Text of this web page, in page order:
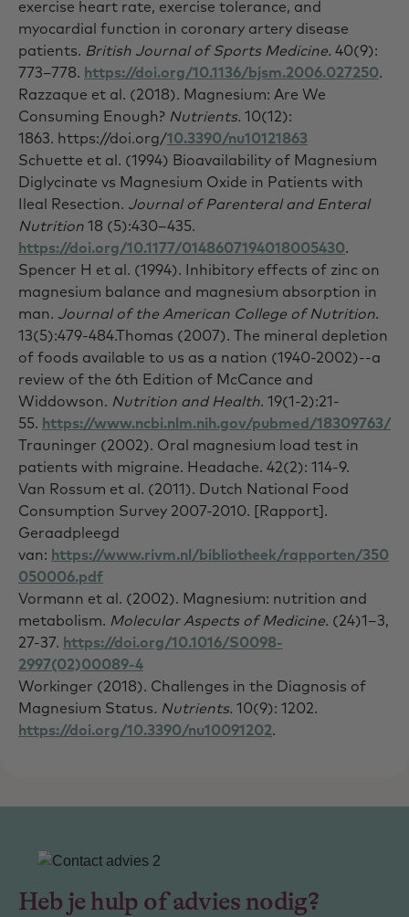
exercise heart rate, exercise tolerance, and
myocardial function in coronary artery disease
patients. British Journal of Sports Medicine. 40(9):
773–778. https://doi.org/10.1136/bjsm.2006.027250.
Razzaque et al. (2018). Magnesium: Are We
Consuming Enough? Nutrients. 10(12):
1863. https://doi.org/10.3390/nu10121863
Schuette et al. (1994) Bioavailability of Magnesium
Diglycinate vs Magnesium Oxide in Patients with
Ileal Resection. Journal of Parenteral and Enteral
Nutrition 18 (5):430–435.
https://doi.org/10.1177/0148607194018005430.
Spencer H et al. (1994). Inhibitory effects of zinc on
magnesium balance and magnesium absorption in
man. Journal of the American College of Nutrition.
13(5):479-484.Thomas (2007). The mineral depletion
of foods available to us as a nation (1940-2002)--a
review of the 6th Edition of McCance and
Widdowson. Nutrition and Health. 19(1-2):21-
55. https://www.ncbi.nlm.nih.gov/pubmed/18309763/
Trauninger (2002). Oral magnesium load test in
patients with migraine. Headache. 42(2): 114-9.
Van Rossum et al. (2011). Dutch National Food
Consumption Survey 2007-2010. [Rapport].
Geraadpleegd
van: https://www.rivm.nl/bibliotheek/rapporten/350
050006.pdf
Vormann et al. (2002). Magnesium: nutrition and
metabolism. Molecular Aspects of Medicine. (24)1–3,
27-37. https://doi.org/10.1016/S0098-
2997(02)00089-4
Workinger (2018). Challenges in the Diagnosis of
Magnesium Status. Nutrients. 10(9): 1202.
https://doi.org/10.3390/nu10091202.
Heb je hulp of advies nodig?